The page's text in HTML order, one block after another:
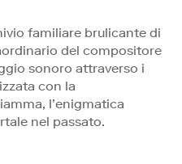
familiare brulicante di
del compositore
sonoro attraverso i
con la
l’enigmatica
nel passato.